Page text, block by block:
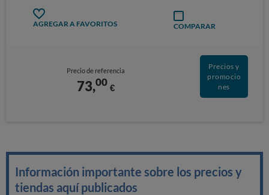
AGREGAR A FAVORITOS COMPARAR
Precio de referencia
73,00 €
Precios y
promocio
nes
Información importante sobre los precios y
tiendas aquí publicados